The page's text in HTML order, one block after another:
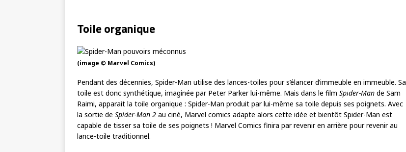
Toile organique
(image © Marvel Comics)
Pendant des décennies, Spider-Man utilise des lances-toiles pour s’élancer d’immeuble en immeuble. Sa
toile est donc synthétique, imaginée par Peter Parker lui-même. Mais dans le film Spider-Man de Sam
Raimi, apparait la toile organique : Spider-Man produit par lui-même sa toile depuis ses poignets. Avec
la sortie de Spider-Man 2 au ciné, Marvel comics adapte alors cette idée et bientôt Spider-Man est
capable de tisser sa toile de ses poignets ! Marvel Comics finira par revenir en arrière pour revenir au
lance-toile traditionnel.